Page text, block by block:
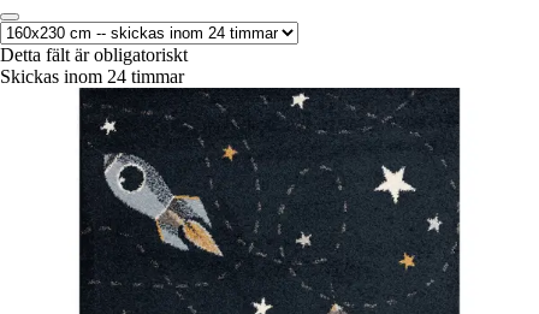
Detta fält är obligatoriskt
Skickas inom 24 timmar